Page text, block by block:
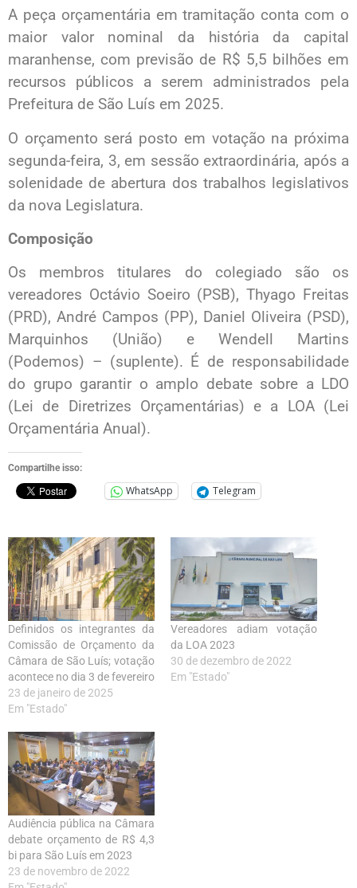
A peça orçamentária em tramitação conta com o
maior valor nominal da história da capital
maranhense, com previsão de R$ 5,5 bilhões em
recursos públicos a serem administrados pela
Prefeitura de São Luís em 2025.
O orçamento será posto em votação na próxima
segunda-feira, 3, em sessão extraordinária, após a
solenidade de abertura dos trabalhos legislativos
da nova Legislatura.
Composição
Os membros titulares do colegiado são os
vereadores Octávio Soeiro (PSB), Thyago Freitas
(PRD), André Campos (PP), Daniel Oliveira (PSD),
Marquinhos (União) e Wendell Martins
(Podemos) – (suplente). É de responsabilidade
do grupo garantir o amplo debate sobre a LDO
(Lei de Diretrizes Orçamentárias) e a LOA (Lei
Orçamentária Anual).
Compartilhe isso:
WhatsApp Telegram
Definidos os integrantes da
Comissão de Orçamento da
Câmara de São Luís; votação
acontece no dia 3 de fevereiro
23 de janeiro de 2025
Em "Estado"
Vereadores adiam votação
da LOA 2023
30 de dezembro de 2022
Em "Estado"
Audiência pública na Câmara
debate orçamento de R$ 4,3
bi para São Luís em 2023
23 de novembro de 2022